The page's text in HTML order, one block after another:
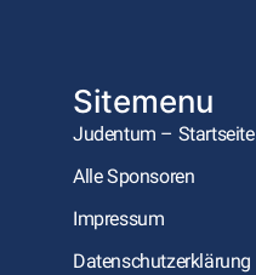
Sitemenu
Judentum – Startseite
Alle Sponsoren
Impressum
Datenschutzerklärung